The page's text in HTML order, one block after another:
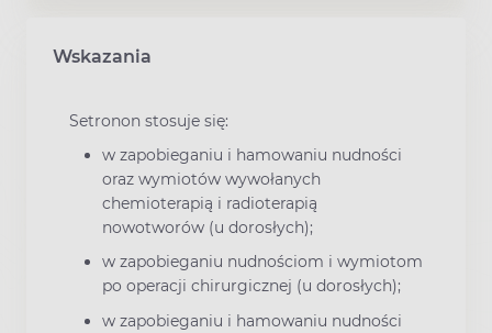
Wskazania
Setronon stosuje się:
w zapobieganiu i hamowaniu nudności
oraz wymiotów wywołanych
chemioterapią i radioterapią
nowotworów (u dorosłych);
w zapobieganiu nudnościom i wymiotom
po operacji chirurgicznej (u dorosłych);
w zapobieganiu i hamowaniu nudności